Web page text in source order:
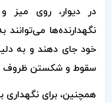
در دیوار، روی میز
نگهدارنده‌ها
خود جای دهند و به
سقوط و شکستن ظروف
همچنین، برای